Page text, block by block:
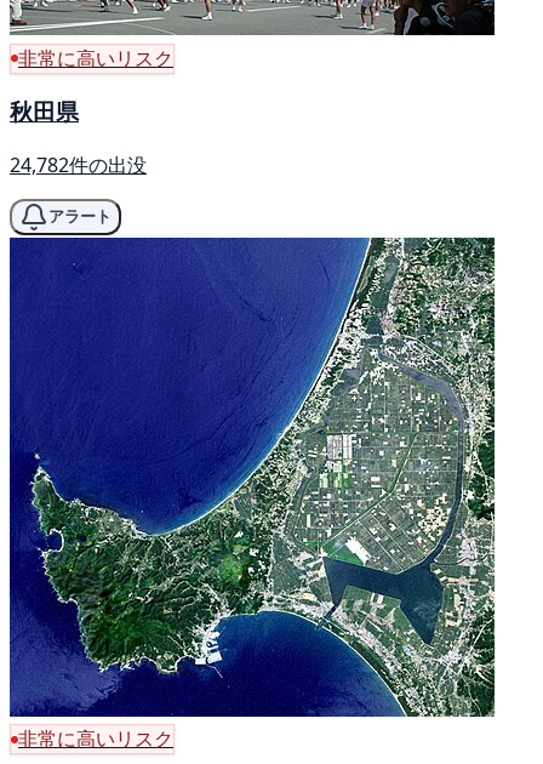
非常に高いリスク
秋田県
24,782件の出没
アラート
非常に高いリスク